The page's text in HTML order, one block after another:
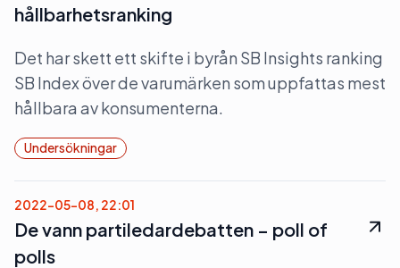
hållbarhetsranking
Det har skett ett skifte i byrån SB Insights ranking
SB Index över de varumärken som uppfattas mest
hållbara av konsumenterna.
Undersökningar
2022-05-08, 22:01
De vann partiledardebatten – poll of
polls